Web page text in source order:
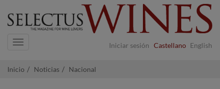
Iniciar sesión Castellano English
Navigation
Inicio Noticias Nacional